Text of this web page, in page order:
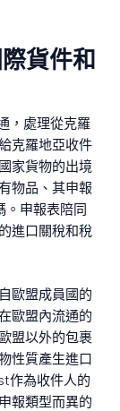
貨件和
，處理從克羅
克羅地亞收件
家貨物的出境
物品、其申報
。申報表陪同
進口關稅和稅
歐盟成員國的
歐盟內流通的
盟以外的包裹
性質產生進口
作為收件人的
報類型而異的